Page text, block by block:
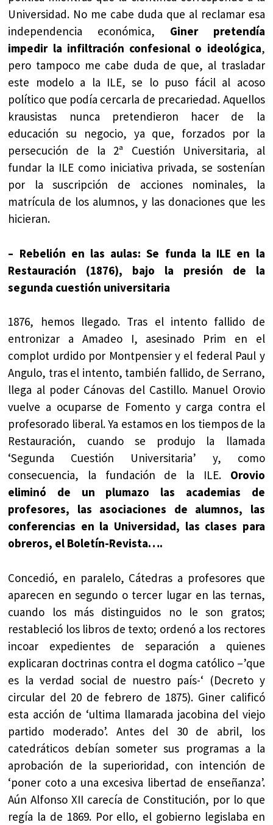
Universidad. No me cabe duda que al reclamar esa
independencia económica, Giner pretendía
impedir la infiltración confesional o ideológica,
pero tampoco me cabe duda de que, al trasladar
este modelo a la ILE, se lo puso fácil al acoso
político que podía cercarla de precariedad. Aquellos
krausistas nunca pretendieron hacer de la
educación su negocio, ya que, forzados por la
persecución de la 2ª Cuestión Universitaria, al
fundar la ILE como iniciativa privada, se sostenían
por la suscripción de acciones nominales, la
matrícula de los alumnos, y las donaciones que les
hicieran.
– Rebelión en las aulas: Se funda la ILE en la
Restauración (1876), bajo la presión de la
segunda cuestión universitaria
1876, hemos llegado. Tras el intento fallido de
entronizar a Amadeo I, asesinado Prim en el
complot urdido por Montpensier y el federal Paul y
Angulo, tras el intento, también fallido, de Serrano,
llega al poder Cánovas del Castillo. Manuel Orovio
vuelve a ocuparse de Fomento y carga contra el
profesorado liberal. Ya estamos en los tiempos de la
Restauración, cuando se produjo la llamada
‘Segunda Cuestión Universitaria’ y, como
consecuencia, la fundación de la ILE. Orovio
eliminó de un plumazo las academias de
profesores, las asociaciones de alumnos, las
conferencias en la Universidad, las clases para
obreros, el Boletín-Revista….
Concedió, en paralelo, Cátedras a profesores que
aparecen en segundo o tercer lugar en las ternas,
cuando los más distinguidos no le son gratos;
restableció los libros de texto; ordenó a los rectores
incoar expedientes de separación a quienes
explicaran doctrinas contra el dogma católico –’que
es la verdad social de nuestro país-‘ (Decreto y
circular del 20 de febrero de 1875). Giner calificó
esta acción de ‘ultima llamarada jacobina del viejo
partido moderado’. Antes del 30 de abril, los
catedráticos debían someter sus programas a la
aprobación de la superioridad, con intención de
‘poner coto a una excesiva libertad de enseñanza’.
Aún Alfonso XII carecía de Constitución, por lo que
regía la de 1869. Por ello, el gobierno legislaba en